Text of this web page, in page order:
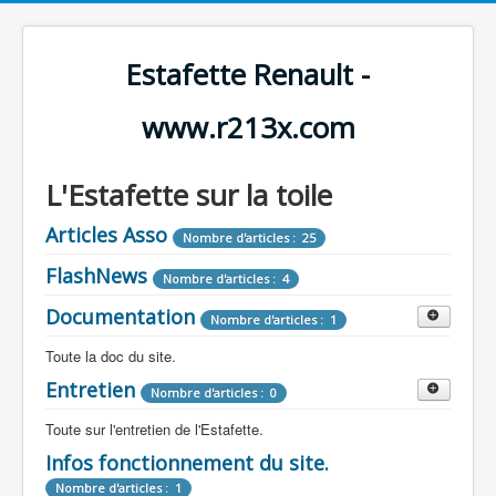
Estafette Renault -
www.r213x.com
L'Estafette sur la toile
Articles Asso Nombre d'articles : 25
FlashNews Nombre d'articles : 4
Documentation Nombre d'articles : 1
Toute la doc du site.
Revue de Presse Nombre d'articles : 9
Tous les articles que l'on a vu sur l'estafette !
Camping Car Nombre d'articles : 3
Entretien Nombre d'articles : 0
Toute sur l'entretien de l'Estafette.
Mécanique Nombre d'articles : 0
Infos fonctionnement du site.
Nombre d'articles : 1